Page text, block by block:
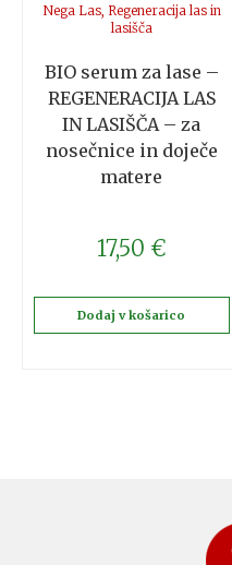
Nega Las, Regeneracija las in
lasišča
BIO serum za lase –
REGENERACIJA LAS
IN LASIŠČA – za
nosečnice in doječe
matere
17,50 €
Dodaj v košarico